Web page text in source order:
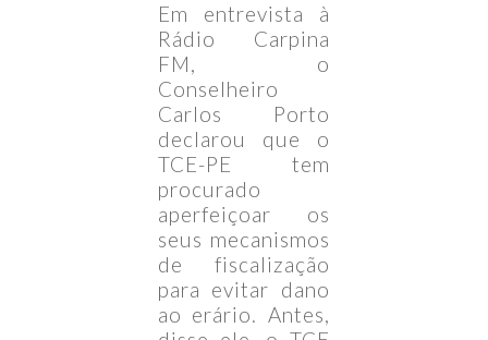
Em entrevista à
Rádio Carpina
FM, o
Conselheiro
Carlos Porto
declarou que o
TCE-PE tem
procurado
aperfeiçoar os
seus mecanismos
de fiscalização
para evitar dano
ao erário. Antes,